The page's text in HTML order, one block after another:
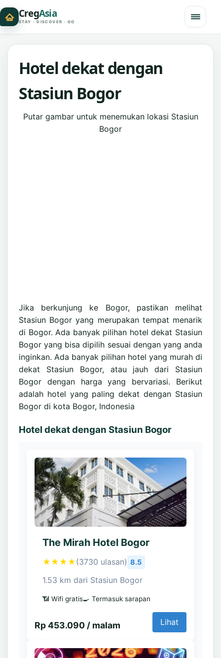
CregAsia
STAY · DISCOVER · GO
Hotel dekat dengan
Stasiun Bogor
Putar gambar untuk menemukan lokasi Stasiun
Bogor
Jika berkunjung ke Bogor, pastikan melihat
Stasiun Bogor yang merupakan tempat menarik
di Bogor. Ada banyak pilihan hotel dekat Stasiun
Bogor yang bisa dipilih sesuai dengan yang anda
inginkan. Ada banyak pilihan hotel yang murah di
dekat Stasiun Bogor, atau jauh dari Stasiun
Bogor dengan harga yang bervariasi. Berikut
adalah hotel yang paling dekat dengan Stasiun
Bogor di kota Bogor, Indonesia
Hotel dekat dengan Stasiun Bogor
The Mirah Hotel Bogor
★★★★(3730 ulasan) 8.5
1.53 km dari Stasiun Bogor
📶 Wifi gratis🍳 Termasuk sarapan
Rp 453.090 / malam Lihat